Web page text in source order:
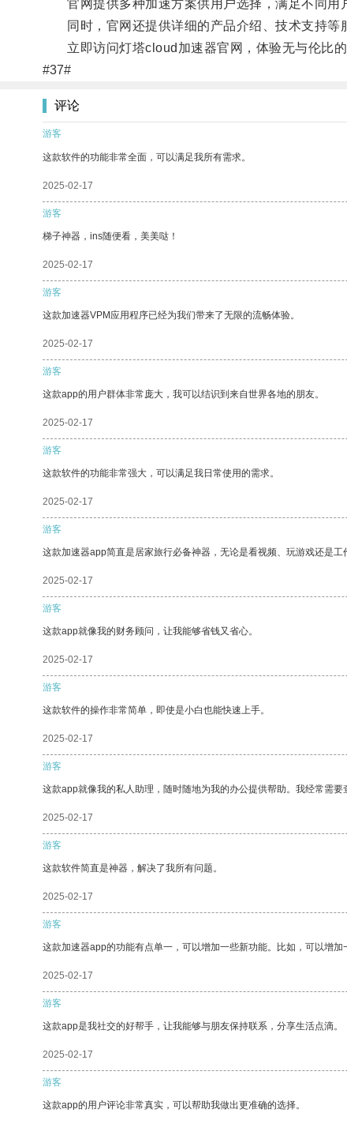
官网提供多种加速方案供用户选择，满足不同用
同时，官网还提供详细的产品介绍、技术支持等
立即访问灯塔cloud加速器官网，体验无与伦比的
#37#
评论
游客
这款软件的功能非常全面，可以满足我所有需求。
2025-02-17
游客
梯子神器，ins随便看，美美哒！
2025-02-17
游客
这款加速器VPM应用程序已经为我们带来了无限的流畅体验。
2025-02-17
游客
这款app的用户群体非常庞大，我可以结识到来自世界各地的朋友。
2025-02-17
游客
这款软件的功能非常强大，可以满足我日常使用的需求。
2025-02-17
游客
这款加速器app简直是居家旅行必备神器，无论是看视频、玩游戏还是
2025-02-17
游客
这款app就像我的财务顾问，让我能够省钱又省心。
2025-02-17
游客
这款软件的操作非常简单，即使是小白也能快速上手。
2025-02-17
游客
这款app就像我的私人助理，随时随地为我的办公提供帮助。我经常需
2025-02-17
游客
这款软件简直是神器，解决了我所有问题。
2025-02-17
游客
这款加速器app的功能有点单一，可以增加一些新功能。比如，可以增
2025-02-17
游客
这款app是我社交的好帮手，让我能够与朋友保持联系，分享生活点滴。
2025-02-17
游客
这款app的用户评论非常真实，可以帮助我做出更准确的选择。